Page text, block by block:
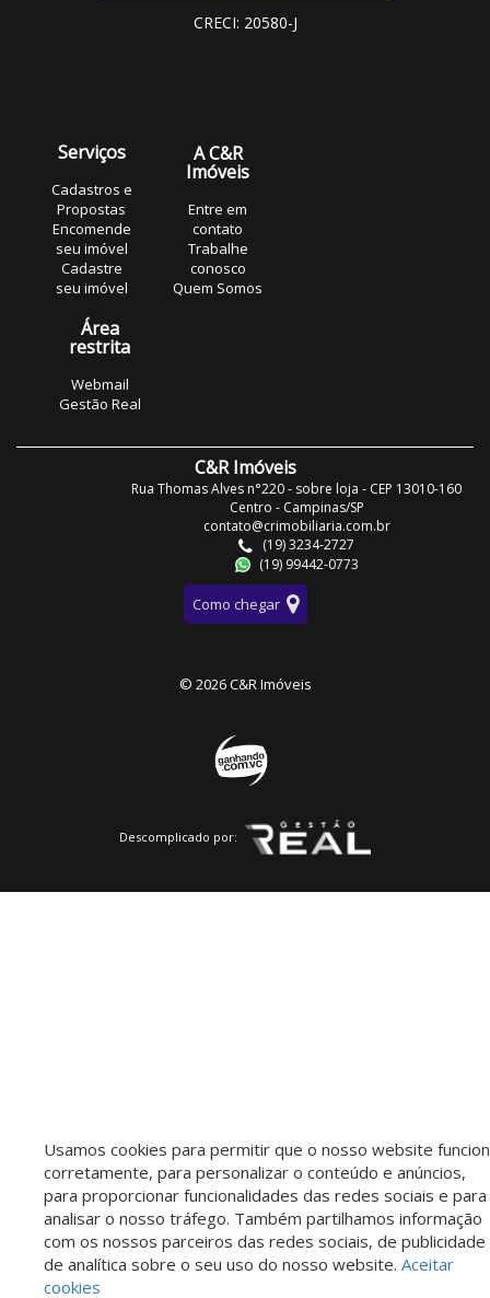
Saiba mais sobre este imóvel!
CRECI: 20580-J
Serviços
Cadastros e
Propostas
Encomende
seu imóvel
Cadastre
seu imóvel
A C&R
Imóveis
Entre em
contato
Trabalhe
conosco
Quem Somos
Área
restrita
Webmail
Gestão Real
C&R Imóveis
Rua Thomas Alves n°220 - sobre loja - CEP 13010-160
Centro - Campinas/SP
contato@crimobiliaria.com.br
(19) 3234-2727
(19) 99442-0773
Como chegar
© 2026 C&R Imóveis
Descomplicado por:
Usamos cookies para permitir que o nosso website
corretamente, para personalizar o conteúdo e anúncios,
para proporcionar funcionalidades das redes sociais e para
analisar o nosso tráfego. Também partilhamos informação
com os nossos parceiros das redes sociais, de publicidade
de analítica sobre o seu uso do nosso website. Aceitar
cookies